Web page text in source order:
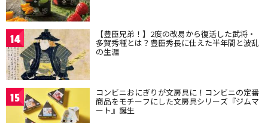
14 【豊臣兄弟！】2度の改易から復活した武将・
多賀秀種とは？豊臣秀長に仕えた半年間と波乱
の生涯
15 コンビニおにぎりが文房具に！コンビニの定番
商品をモチーフにした文房具シリーズ『ジムマ
ート』誕生